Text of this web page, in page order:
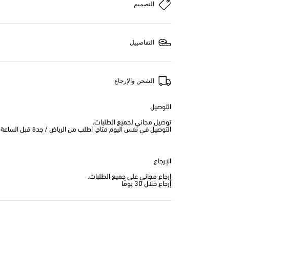
التصميم
التفاصييل
الشحن والإرجاع
التوصيل
توصيل مجاني لجميع الطلبات.
التوصيل في نفس اليوم متاح. اطلب من الرياض / جدة قبل الساعة 1 ظهراً
الإرجاع
إرجاع مجاني على جميع الطلبات.
إرجاع خلال 30 يومًا